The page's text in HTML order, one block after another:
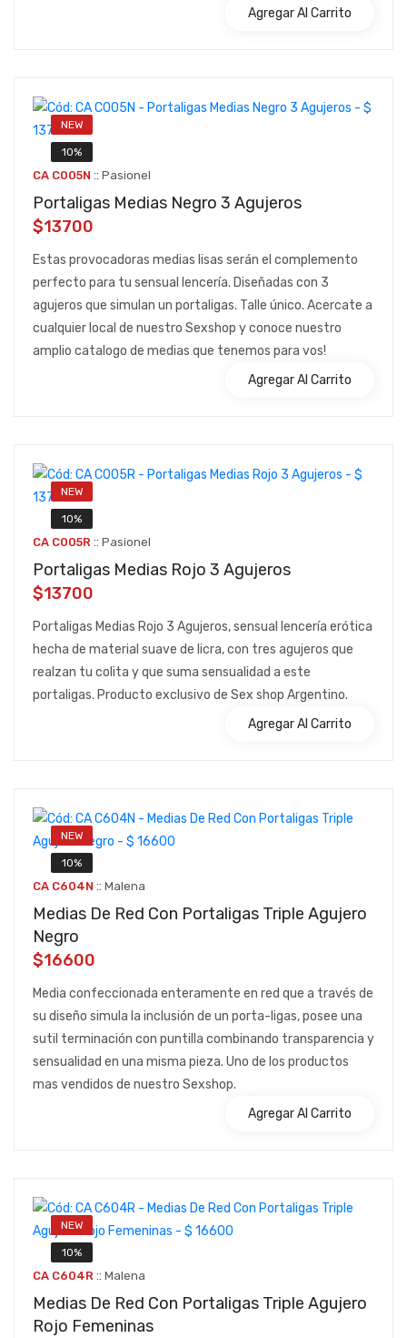
Agregar Al Carrito
NEW
10%
CA C005N :: Pasionel
Portaligas Medias Negro 3 Agujeros
$13700
Estas provocadoras medias lisas serán el complemento
perfecto para tu sensual lencería. Diseñadas con 3
agujeros que simulan un portaligas. Talle único. Acercate a
cualquier local de nuestro Sexshop y conoce nuestro
amplio catalogo de medias que tenemos para vos!
Agregar Al Carrito
NEW
10%
CA C005R :: Pasionel
Portaligas Medias Rojo 3 Agujeros
$13700
Portaligas Medias Rojo 3 Agujeros, sensual lencería erótica
hecha de material suave de licra, con tres agujeros que
realzan tu colita y que suma sensualidad a este
portaligas. Producto exclusivo de Sex shop Argentino.
Agregar Al Carrito
NEW
10%
CA C604N :: Malena
Medias De Red Con Portaligas Triple Agujero
Negro
$16600
Media confeccionada enteramente en red que a través de
su diseño simula la inclusión de un porta-ligas, posee una
sutil terminación con puntilla combinando transparencia y
sensualidad en una misma pieza. Uno de los productos
mas vendidos de nuestro Sexshop.
Agregar Al Carrito
NEW
10%
CA C604R :: Malena
Medias De Red Con Portaligas Triple Agujero
Rojo Femeninas